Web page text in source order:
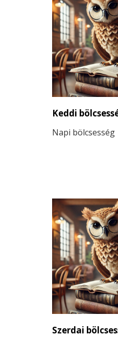
Keddi
Napi bölcsesség
Szerdai